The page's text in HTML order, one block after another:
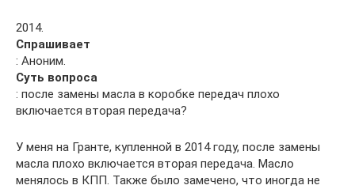
2014.
Спрашивает
: Аноним.
Суть вопроса
: после замены масла в коробке передач плохо
включается вторая передача?
У меня на Гранте, купленной в 2014 году, после замены
масла плохо включается вторая передача. Масло
менялось в КПП. Также было замечено, что иногда не